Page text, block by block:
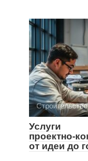
Строительство
Услуги
от идеи до